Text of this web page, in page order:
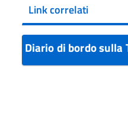
Link correlati
Diario di bordo sulla